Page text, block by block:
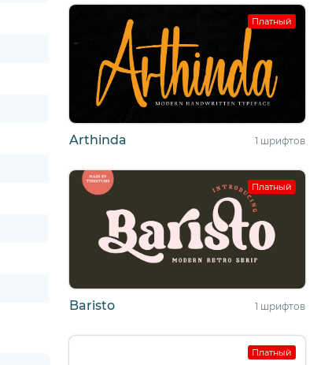
Платный
Arthinda 1 шрифтов
Платный
Baristo 1 шрифтов
Платный